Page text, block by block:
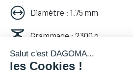
Diamètre : 1.75 mm
Grammage : 2300 g
Couleur : Naturel
Salut c'est DAGOMA...
les Cookies !